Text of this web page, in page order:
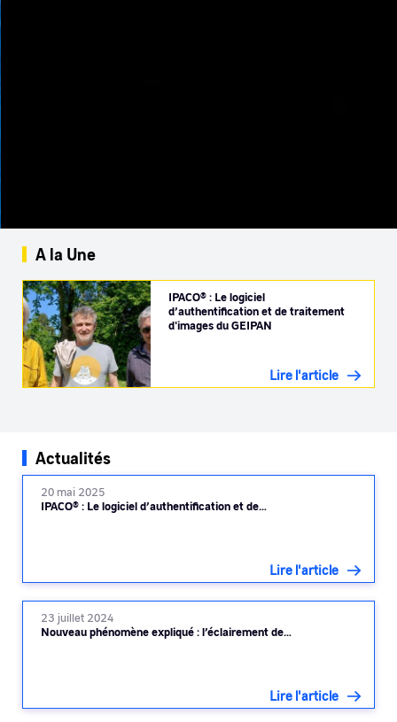
A la Une
IPACO® : Le logiciel
d’authentification et de traitement
d'images du GEIPAN
Lire l'article
Actualités
20 mai 2025
IPACO® : Le logiciel d’authentification et de…
Lire l'article
23 juillet 2024
Nouveau phénomène expliqué : l’éclairement de…
Lire l'article